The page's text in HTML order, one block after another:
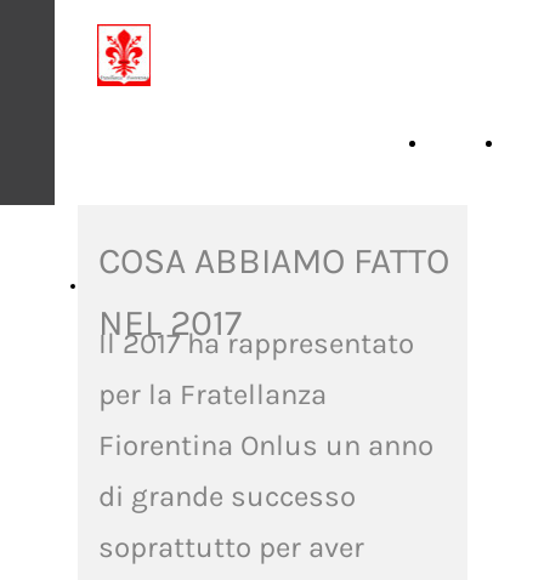
COSA ABBIAMO FATTO
NEL 2017
Il 2017 ha rappresentato
per la Fratellanza
Fiorentina Onlus un anno
di grande successo
soprattutto per aver